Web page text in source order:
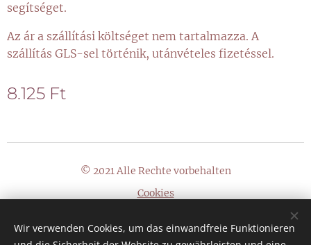
segítséget.
Az ár a szállítási költséget nem tartalmazza. A
szállítás GLS-sel történik, utánvételes fizetéssel.
8.125 Ft
© 2021 Alle Rechte vorbehalten
Cookies
Sprachen
Magyar
Deutsch
Wir verwenden Cookies, um das einwandfreie Funktionieren